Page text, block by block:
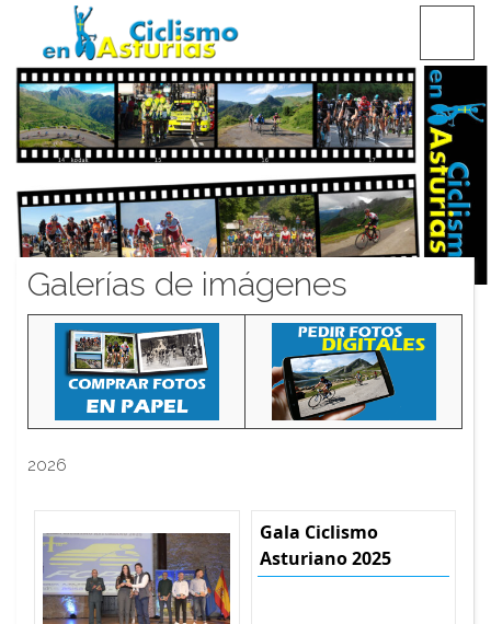
CICLISMO EN ASTURIAS
Galerías de imágenes
2026
Gala Ciclismo
Asturiano 2025